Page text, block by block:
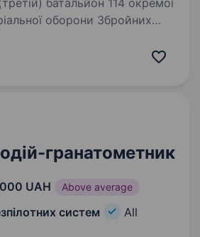
батальйон 114 окремої
оборони Збройних
і її громадян. Якщо
гранатометник
UAH Above average
систем
All